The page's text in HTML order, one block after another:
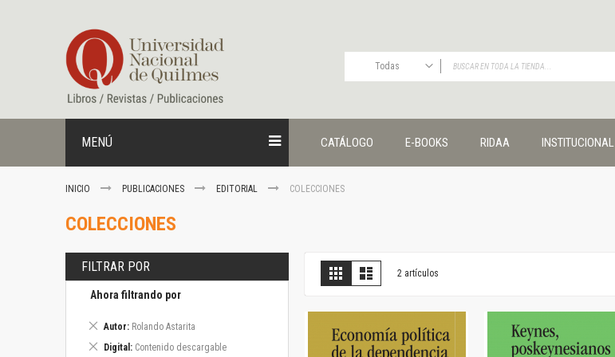
contenido
Todas
Publicaciones
Editorial
Géneros
MENÚ CATÁLOGO E-BOOKS RIDAA INSTITUCIONAL
INICIO PUBLICACIONES EDITORIAL COLECCIONES
COLECCIONES
Ver
como
Grilla Lista 2 artículos
FILTRAR POR
Ahora filtrando por
Autor Rolando Astarita
Eliminar
artículo
Digital Contenido descargable
Eliminar